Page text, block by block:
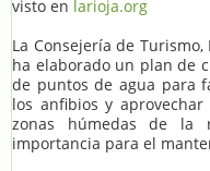
visto en larioja.org
La Consejería de
ha elaborado un plan de
de puntos de agua para
los anfibios y
zonas húmedas de la
importancia para el